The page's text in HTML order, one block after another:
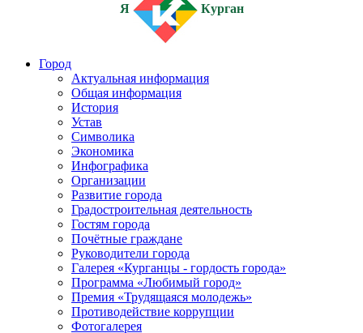
Я Курган
Город
Актуальная информация
Общая информация
История
Устав
Символика
Экономика
Инфографика
Организации
Развитие города
Градостроительная деятельность
Гостям города
Почётные граждане
Руководители города
Галерея «Курганцы - гордость города»
Программа «Любимый город»
Премия «Трудящаяся молодежь»
Противодействие коррупции
Фотогалерея